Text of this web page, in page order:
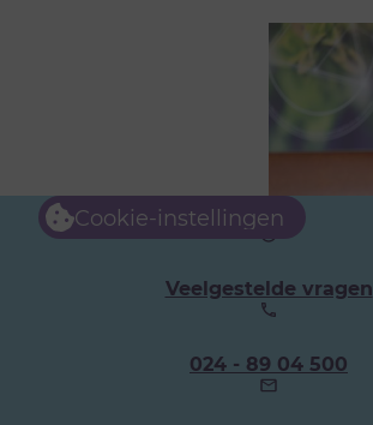
Cookie-instellingen
Veelgestelde vragen
Ons
telefoonnummer:
024 - 89 04 500